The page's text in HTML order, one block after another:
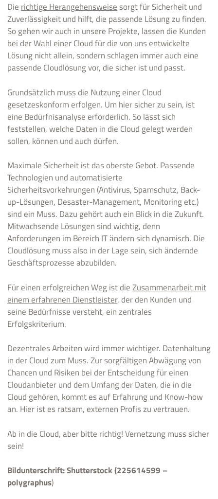
Die richtige Herangehensweisesorgt für Sicherheit und
Zuverlässigkeit und hilft, die passende Lösung zu finden.
So gehen wir auch in unsere Projekte, lassen die Kunden
bei der Wahl einer Cloud für die von uns entwickelte
Lösung nicht allein, sondern schlagen immer auch eine
passende Cloudlösung vor, die sicher ist und passt.
Grundsätzlich muss die Nutzung einer Cloud
gesetzeskonform erfolgen. Um hier sicher zu sein, ist
eine Bedürfnisanalyse erforderlich. So lässt sich
feststellen, welche Daten in die Cloud gelegt werden
sollen, können und auch dürfen.
Maximale Sicherheit ist das oberste Gebot. Passende
Technologien und automatisierte
Sicherheitsvorkehrungen (Antivirus, Spamschutz, Back-
up-Lösungen, Desaster-Management, Monitoring etc.)
sind ein Muss. Dazu gehört auch ein Blick in die Zukunft.
Mitwachsende Lösungen sind wichtig, denn
Anforderungen im Bereich IT ändern sich dynamisch. Die
Cloudlösung muss also in der Lage sein, sich ändernde
Geschäftsprozesse abzubilden.
Für einen erfolgreichen Weg ist dieZusammenarbeit mit
einem erfahrenen Dienstleister, der den Kunden und
seine Bedürfnisse versteht, ein zentrales
Erfolgskriterium.
Dezentrales Arbeiten wird immer wichtiger. Datenhaltung
in der Cloud zum Muss. Zur sorgfältigen Abwägung von
Chancen und Risiken bei der Entscheidung für einen
Cloudanbieter und dem Umfang der Daten, die in die
Cloud gehören, kommt es auf Erfahrung und Know-how
an. Hier ist es ratsam, externen Profis zu vertrauen.
Ab in die Cloud, aber bitte richtig! Vernetzung muss sicher
sein!
Bildunterschrift:Shutterstock (225614599 –
polygraphus)